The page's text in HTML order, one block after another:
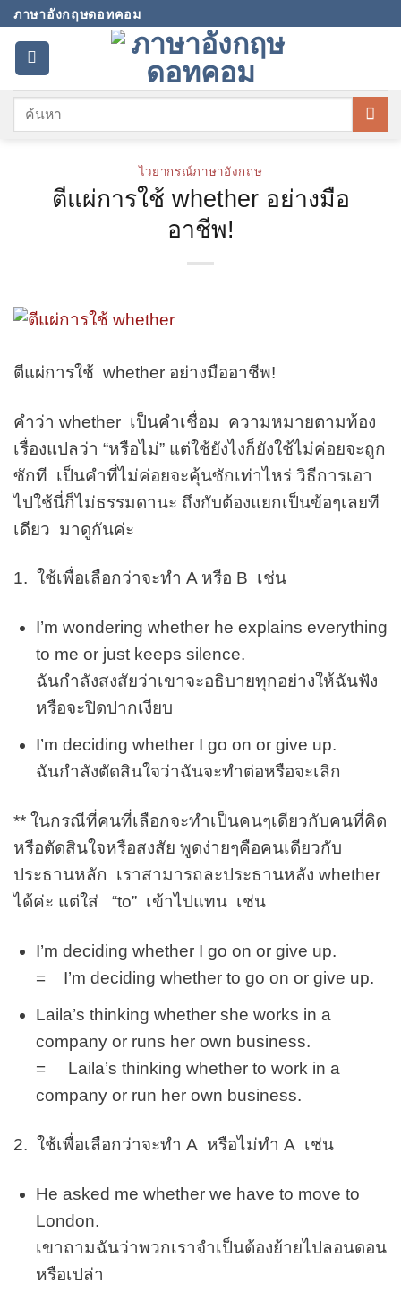
Skip
content
ภาษาอังกฤษดอทคอม
ไวยากรณ์ภาษาอังกฤษ
ตีแผ่การใช้ whether อย่างมือ
อาชีพ!
ตีแผ่การใช้ whether อย่างมืออาชีพ!
คำว่า whether เป็นคำเชื่อม ความหมายตามท้อง
เรื่องแปลว่า “หรือไม่” แต่ใช้ยังไงก็ยังใช้ไม่ค่อยจะถูก
ซักที เป็นคำที่ไม่ค่อยจะคุ้นซักเท่าไหร่ วิธีการเอา
ไปใช้นี่ก็ไม่ธรรมดานะ ถึงกับต้องแยกเป็นข้อๆเลยที
เดียว มาดูกันค่ะ
1. ใช้เพื่อเลือกว่าจะทำ A หรือ B เช่น
I’m wondering whether he explains everything
to me or just keeps silence.
ฉันกำลังสงสัยว่าเขาจะอธิบายทุกอย่างให้ฉันฟัง
หรือจะปิดปากเงียบ
I’m deciding whether I go on or give up.
ฉันกำลังตัดสินใจว่าฉันจะทำต่อหรือจะเลิก
** ในกรณีที่คนที่เลือกจะทำเป็นคนๆเดียวกับคนที่คิด
หรือตัดสินใจหรือสงสัย พูดง่ายๆคือคนเดียวกับ
ประธานหลัก เราสามารถละประธานหลัง whether
ได้ค่ะ แต่ใส่ “to” เข้าไปแทน เช่น
I’m deciding whether I go on or give up.
= I’m deciding whether to go on or give up.
Laila’s thinking whether she works in a
company or runs her own business.
= Laila’s thinking whether to work in a
company or run her own business.
2. ใช้เพื่อเลือกว่าจะทำ A หรือไม่ทำ A เช่น
He asked me whether we have to move to
London.
เขาถามฉันว่าพวกเราจำเป็นต้องย้ายไปลอนดอน
หรือเปล่า